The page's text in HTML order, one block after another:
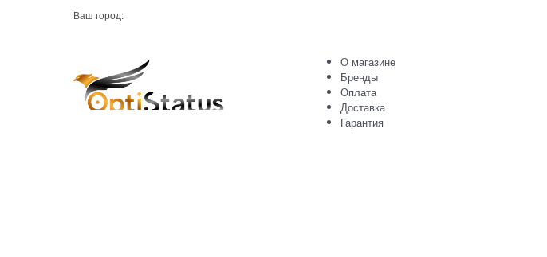
Ваш город:
О магазине
Бренды
Оплата
Доставка
Гарантия